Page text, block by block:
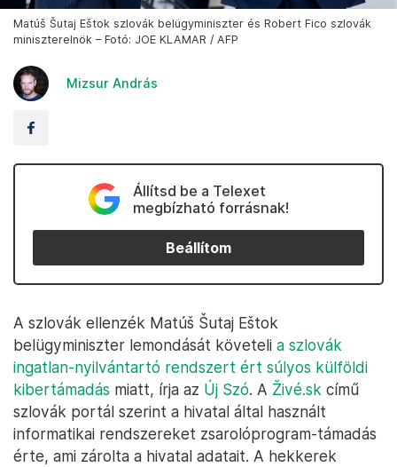
Matúš Šutaj Eštok szlovák belügyminiszter és Robert Fico szlovák
miniszterelnök – Fotó: JOE KLAMAR / AFP
Mizsur András
Állítsd be a Telexet
megbízható forrásnak!
Beállítom
A szlovák ellenzék Matúš Šutaj Eštok
belügyminiszter lemondását követeli a szlovák
ingatlan-nyilvántartó rendszert ért súlyos külföldi
kibertámadás miatt, írja az Új Szó. A Živé.sk című
szlovák portál szerint a hivatal által használt
informatikai rendszereket zsarolóprogram-támadás
érte, ami zárolta a hivatal adatait. A hekkerek